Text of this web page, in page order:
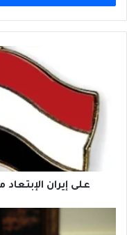
التدخل
السياسة
على إيران